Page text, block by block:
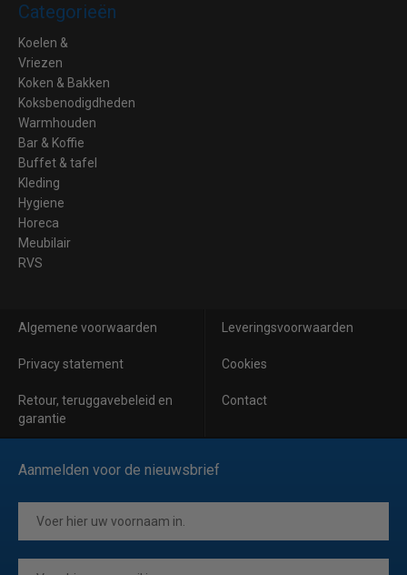
Categorieën
Koelen &
Vriezen
Koken & Bakken
Koksbenodigdheden
Warmhouden
Bar & Koffie
Buffet & tafel
Kleding
Hygiene
Horeca
Meubilair
RVS
Algemene voorwaarden Leveringsvoorwaarden
Privacy statement Cookies
Retour, teruggavebeleid en
garantie
Contact
Aanmelden voor de nieuwsbrief